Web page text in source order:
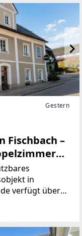
Gestern
Fischbach –
für
in
verfügt über
mit
in drei